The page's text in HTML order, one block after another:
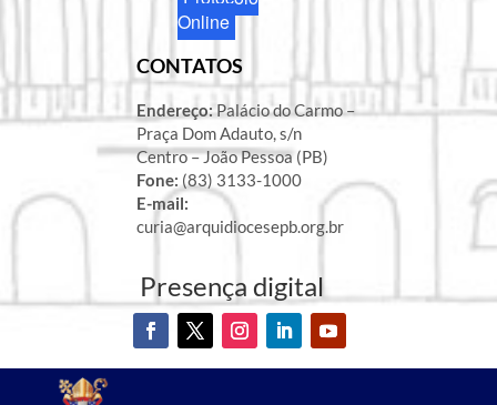
Online
CONTATOS
Endereço:Palácio do Carmo –
Praça Dom Adauto, s/n
Centro – João Pessoa (PB)
Fone: (83) 3133-1000
E-mail:
curia@arquidiocesepb.org.br
Presença digital